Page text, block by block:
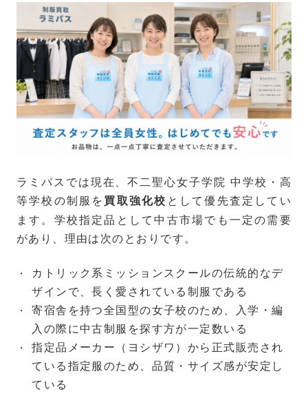
ラミパスでは現在、不二聖心女子学院 中学校・高
等学校の制服を買取強化校 として優先査定してい
ます。学校指定品として中古市場でも一定の需要
があり、理由は次のとおりです。
カトリック系ミッションスクールの伝統的なデ
ザインで、長く愛されている制服である
寄宿舎を持つ全国型の女子校のため、入学・編
入の際に中古制服を探す方が一定数いる
指定品メーカー（ヨシザワ）から正式販売され
ている指定服のため、品質・サイズ感が安定し
ている